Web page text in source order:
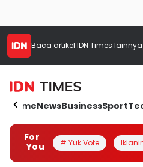
Baca artikel IDN Times lainnya
HomeNewsBusinessSport
For
You
# Yuk Vote